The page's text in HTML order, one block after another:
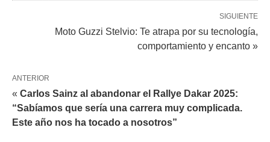
SIGUIENTE
Moto Guzzi Stelvio: Te atrapa por su tecnología,
comportamiento y encanto »
ANTERIOR
« Carlos Sainz al abandonar el Rallye Dakar 2025:
“Sabíamos que sería una carrera muy complicada.
Este año nos ha tocado a nosotros”